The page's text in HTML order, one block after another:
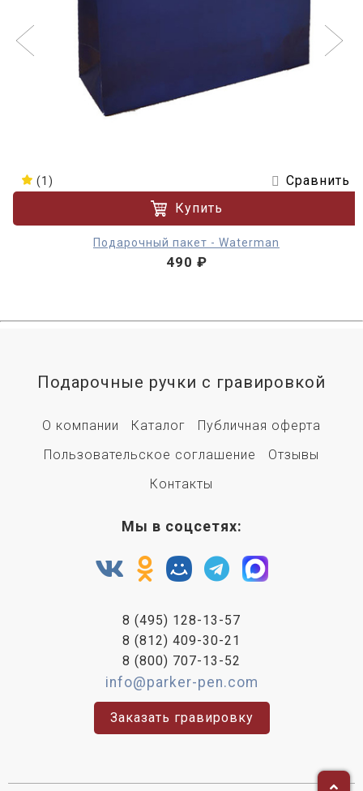
(1)
Сравнить
Купить
Подарочный пакет - Waterman
490 ₽
Подарочные ручки с гравировкой
О компании Каталог
Публичная оферта
Пользовательское соглашение
Отзывы
Контакты
Мы в соцсетях:
8 (495) 128-13-57
8 (812) 409-30-21
8 (800) 707-13-52
info@parker-pen.com
Заказать гравировку